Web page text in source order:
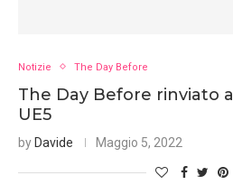
Notizie The Day Before
The Day Before rinviato
UE5
by Davide Maggio 5, 2022